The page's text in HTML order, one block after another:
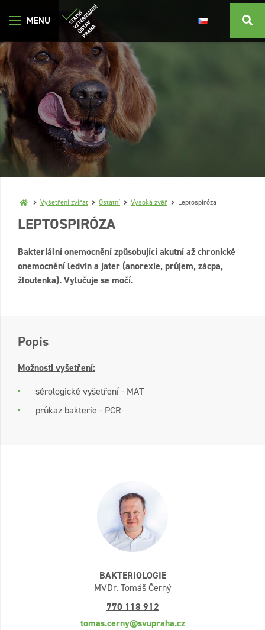
Vyšetření zvířat Ostatní Vysoká zvěř Leptospiróza
LEPTOSPIRÓZA
Bakteriální onemocnění způsobující akutní až chronické
onemocnění ledvin a jater (anorexie, průjem, zácpa,
žloutenka). Vylučuje se močí.
Popis
Možnosti vyšetření:
sérologické vyšetření - MAT
průkaz bakterie - PCR
BAKTERIOLOGIE
MVDr. Tomáš Černý
770 118 912
tomas.cerny@svupraha.cz